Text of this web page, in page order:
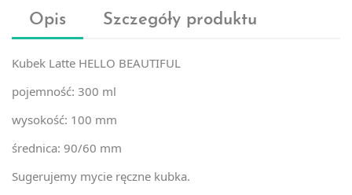
Opis Szczegóły produktu
Kubek Latte HELLO BEAUTIFUL
pojemność: 300 ml
wysokość: 100 mm
średnica: 90/60 mm
Sugerujemy mycie ręczne kubka.